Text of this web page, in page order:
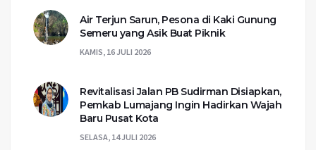
Air Terjun Sarun, Pesona di Kaki Gunung
Semeru yang Asik Buat Piknik
KAMIS, 16 JULI 2026
Revitalisasi Jalan PB Sudirman Disiapkan,
Pemkab Lumajang Ingin Hadirkan Wajah
Baru Pusat Kota
SELASA, 14 JULI 2026